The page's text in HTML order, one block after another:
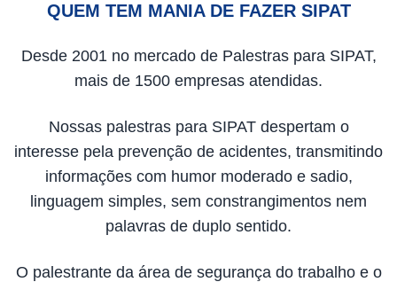
QUEM TEM MANIA DE FAZER SIPAT
Desde 2001 no mercado de Palestras para SIPAT,
mais de 1500 empresas atendidas.
Nossas palestras para SIPAT despertam o
interesse pela prevenção de acidentes, transmitindo
informações com humor moderado e sadio,
linguagem simples, sem constrangimentos nem
palavras de duplo sentido.
O palestrante da área de segurança do trabalho e o